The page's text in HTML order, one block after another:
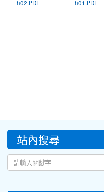
h02.PDF
h01.PDF
::: 站內搜尋